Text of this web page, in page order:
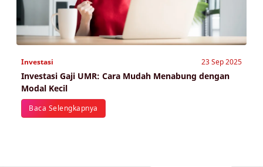
Investasi 23 Sep 2025
Investasi Gaji UMR: Cara Mudah Menabung dengan
Modal Kecil
Baca Selengkapnya